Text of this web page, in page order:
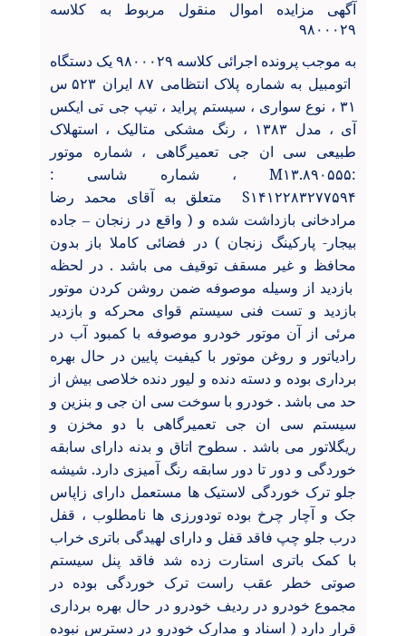
آگهی مزایده اموال منقول مربوط به کلاسه
۹۸۰۰۰۲۹
به موجب پرونده اجرائی کلاسه ۹۸۰۰۰۲۹ یک دستگاه
اتومبیل به شماره پلاک انتظامی ۸۷ ایران ۵۲۳ س
۳۱ ، نوع سواری ، سیستم پراید ، تیپ جی تی ایکس
آی ، مدل ۱۳۸۳ ، رنگ مشکی متالیک ، استهلاک
طبیعی سی ان جی تعمیرگاهی ، شماره موتور
:M۱۳.۸۹۰۵۵۵
، شماره شاسی :
S۱۴۱۲۲۸۳۲۷۷۵۹۴
متعلق به آقای محمد رضا
مرادخانی بازداشت شده و ( واقع در زنجان –جاده
بیجار- پارکینگ زنجان ) در فضائی کاملا باز بدون
محافظ و غیر مسقف توقیف می باشد . در لحظه
بازدید از وسیله موصوفه ضمن روشن کردن موتور
بازدید و تست فنی سیستم قوای محرکه و بازدید
مرئی از آن موتور خودرو موصوفه با کمبود آب در
رادیاتور و روغن موتور با کیفیت پایین در حال بهره
برداری بوده و دسته دنده و لیور دنده خلاصی بیش از
حد می باشد . خودرو با سوخت سی ان جی و بنزین و
سیستم سی ان جی تعمیرگاهی با دو مخزن و
ریگلاتور می باشد . سطوح اتاق و بدنه دارای سابقه
خوردگی و دور تا دور سابقه رنگ آمیزی دارد. شیشه
جلو ترک خوردگی لاستیک ها مستعمل دارای زاپاس
جک و آچار چرخ بوده تودورزی ها نامطلوب ، قفل
درب جلو چپ فاقد قفل و دارای لهیدگی باتری خراب
با کمک باتری استارت زده شد فاقد پنل سیستم
صوتی خطر عقب راست ترک خوردگی بوده در
مجموع خودرو در ردیف خودرو در حال بهره برداری
قرار دارد ( اسناد و مدارک خودرو در دسترس نبوده